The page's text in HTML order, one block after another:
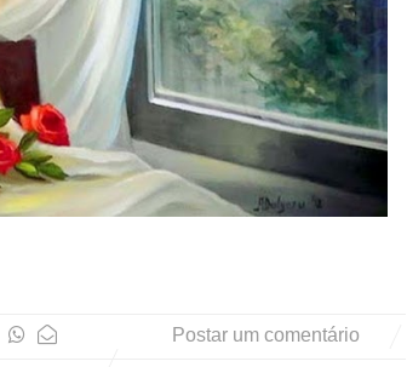
Pinturas
AUwe
Postar um comentário